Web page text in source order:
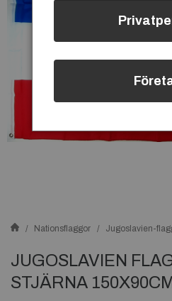
Nationsflaggor Jugoslavien-
JUGOSLAVIEN
STJÄRNA